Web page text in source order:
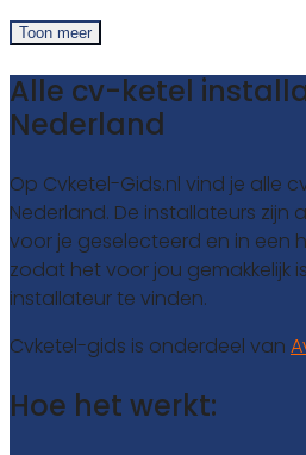
Toon meer
Alle cv-ketel
Nederland
Op Cvketel-Gids.nl vind je alle
Nederland. De installateurs zijn
voor je geselecteerd en in een
zodat het voor jou gemakkelijk
installateur te vinden.
Cvketel-gids is onderdeel van
Hoe het werkt: